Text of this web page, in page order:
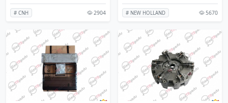
# CNH 2904 # NEW HOLLAND 5670